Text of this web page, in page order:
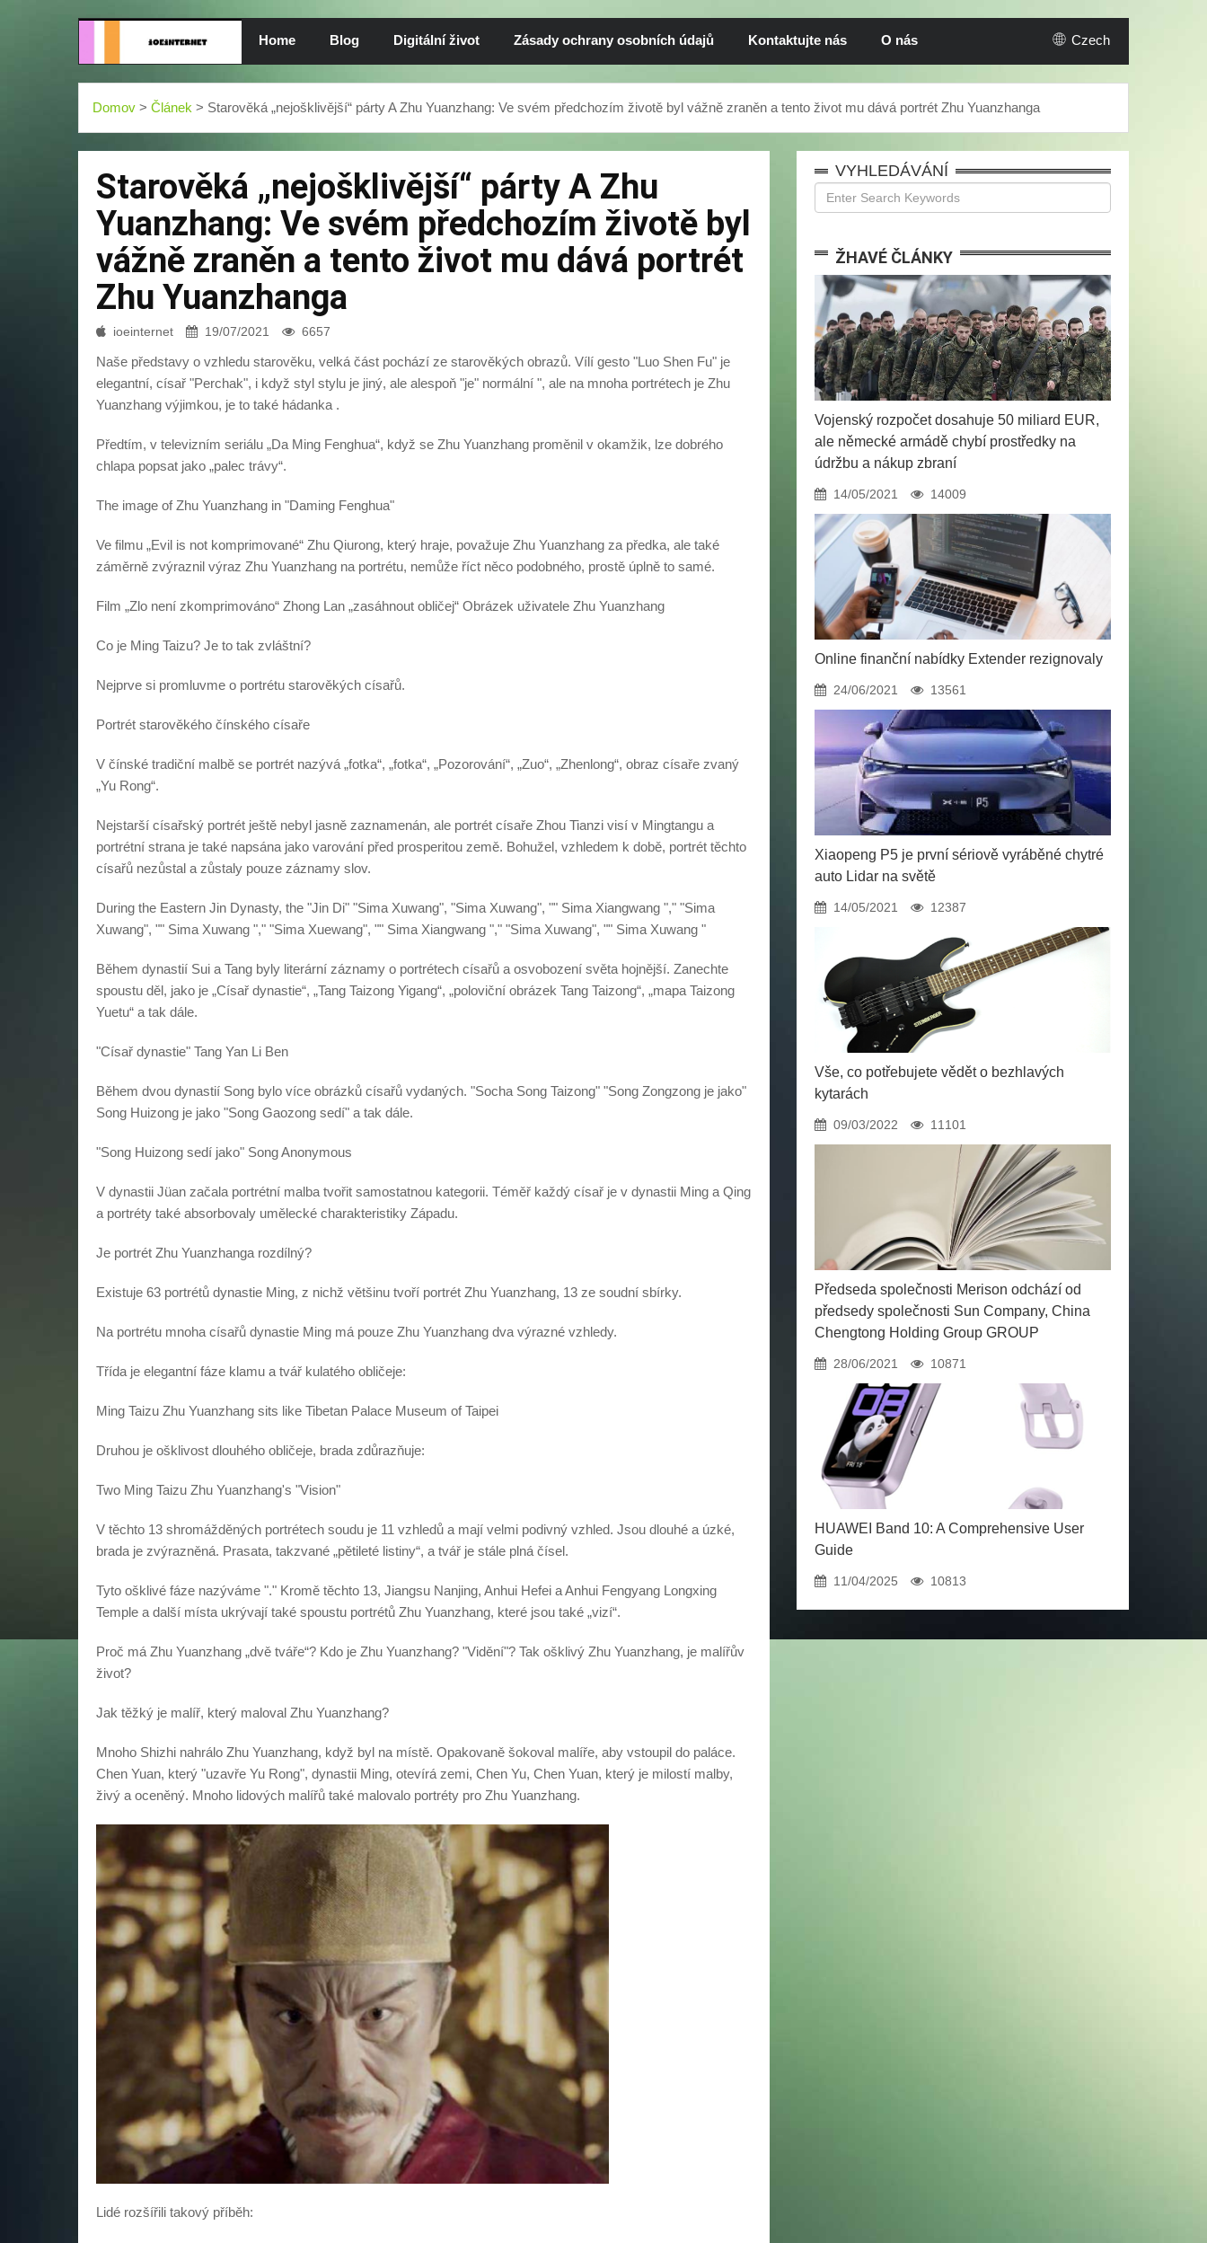
Home Blog Digitální život Zásady ochrany osobních údajů Kontaktujte nás O nás Czech
Domov > Článek > Starověká „nejošklivější“ párty A Zhu Yuanzhang: Ve svém předchozím životě byl vážně zraněn a tento život mu dává portrét Zhu Yuanzhanga
Starověká „nejošklivější“ párty A Zhu
Yuanzhang: Ve svém předchozím životě byl
vážně zraněn a tento život mu dává portrét
Zhu Yuanzhanga
ioeinternet 19/07/2021 6657
Naše představy o vzhledu starověku, velká část pochází ze starověkých obrazů. Vílí gesto "Luo Shen Fu" je
elegantní, císař "Perchak", i když styl stylu je jiný, ale alespoň "je" normální ", ale na mnoha portrétech je Zhu
Yuanzhang výjimkou, je to také hádanka .
Předtím, v televizním seriálu „Da Ming Fenghua“, když se Zhu Yuanzhang proměnil v okamžik, lze dobrého
chlapa popsat jako „palec trávy“.
The image of Zhu Yuanzhang in "Daming Fenghua"
Ve filmu „Evil is not komprimované“ Zhu Qiurong, který hraje, považuje Zhu Yuanzhang za předka, ale také
záměrně zvýraznil výraz Zhu Yuanzhang na portrétu, nemůže říct něco podobného, ​​prostě úplně to samé.
Film „Zlo není zkomprimováno“ Zhong Lan „zasáhnout obličej“ Obrázek uživatele Zhu Yuanzhang
Co je Ming Taizu? Je to tak zvláštní?
Nejprve si promluvme o portrétu starověkých císařů.
Portrét starověkého čínského císaře
V čínské tradiční malbě se portrét nazývá „fotka“, „fotka“, „Pozorování“, „Zuo“, „Zhenlong“, obraz císaře zvaný
„Yu Rong“.
Nejstarší císařský portrét ještě nebyl jasně zaznamenán, ale portrét císaře Zhou Tianzi visí v Mingtangu a
portrétní strana je také napsána jako varování před prosperitou země. Bohužel, vzhledem k době, portrét těchto
císařů nezůstal a zůstaly pouze záznamy slov.
During the Eastern Jin Dynasty, the "Jin Di" "Sima Xuwang", "Sima Xuwang", "" Sima Xiangwang "," "Sima
Xuwang", "" Sima Xuwang "," "Sima Xuewang", "" Sima Xiangwang "," "Sima Xuwang", "" Sima Xuwang "
Během dynastií Sui a Tang byly literární záznamy o portrétech císařů a osvobození světa hojnější. Zanechte
spoustu děl, jako je „Císař dynastie“, „Tang Taizong Yigang“, „poloviční obrázek Tang Taizong“, „mapa Taizong
Yuetu“ a tak dále.
"Císař dynastie" Tang Yan Li Ben
Během dvou dynastií Song bylo více obrázků císařů vydaných. "Socha Song Taizong" "Song Zongzong je jako"
Song Huizong je jako "Song Gaozong sedí" a tak dále.
"Song Huizong sedí jako" Song Anonymous
V dynastii Jüan začala portrétní malba tvořit samostatnou kategorii. Téměř každý císař je v dynastii Ming a Qing
a portréty také absorbovaly umělecké charakteristiky Západu.
Je portrét Zhu Yuanzhanga rozdílný?
Existuje 63 portrétů dynastie Ming, z nichž většinu tvoří portrét Zhu Yuanzhang, 13 ze soudní sbírky.
Na portrétu mnoha císařů dynastie Ming má pouze Zhu Yuanzhang dva výrazné vzhledy.
Třída je elegantní fáze klamu a tvář kulatého obličeje:
Ming Taizu Zhu Yuanzhang sits like Tibetan Palace Museum of Taipei
Druhou je ošklivost dlouhého obličeje, brada zdůrazňuje:
Two Ming Taizu Zhu Yuanzhang's "Vision"
V těchto 13 shromážděných portrétech soudu je 11 vzhledů a mají velmi podivný vzhled. Jsou dlouhé a úzké,
brada je zvýrazněná. Prasata, takzvané „pětileté listiny“, a tvář je stále plná čísel.
Tyto ošklivé fáze nazýváme "." Kromě těchto 13, Jiangsu Nanjing, Anhui Hefei a Anhui Fengyang Longxing
Temple a další místa ukrývají také spoustu portrétů Zhu Yuanzhang, které jsou také „vizí“.
Proč má Zhu Yuanzhang „dvě tváře“? Kdo je Zhu Yuanzhang? "Vidění"? Tak ošklivý Zhu Yuanzhang, je malířův
život?
Jak těžký je malíř, který maloval Zhu Yuanzhang?
Mnoho Shizhi nahrálo Zhu Yuanzhang, když byl na místě. Opakovaně šokoval malíře, aby vstoupil do paláce.
Chen Yuan, který "uzavře Yu Rong", dynastii Ming, otevírá zemi, Chen Yu, Chen Yuan, který je milostí malby,
živý a oceněný. Mnoho lidových malířů také malovalo portréty pro Zhu Yuanzhang.
Lidé rozšířili takový příběh:
VYHLEDÁVÁNÍ
ŽHAVÉ ČLÁNKY
Vojenský rozpočet dosahuje 50 miliard EUR,
ale německé armádě chybí prostředky na
údržbu a nákup zbraní
14/05/2021 14009
Online finanční nabídky Extender rezignovaly
24/06/2021 13561
Xiaopeng P5 je první sériově vyráběné chytré
auto Lidar na světě
14/05/2021 12387
Vše, co potřebujete vědět o bezhlavých
kytarách
09/03/2022 11101
Předseda společnosti Merison odchází od
předsedy společnosti Sun Company, China
Chengtong Holding Group GROUP
28/06/2021 10871
HUAWEI Band 10: A Comprehensive User
Guide
11/04/2025 10813